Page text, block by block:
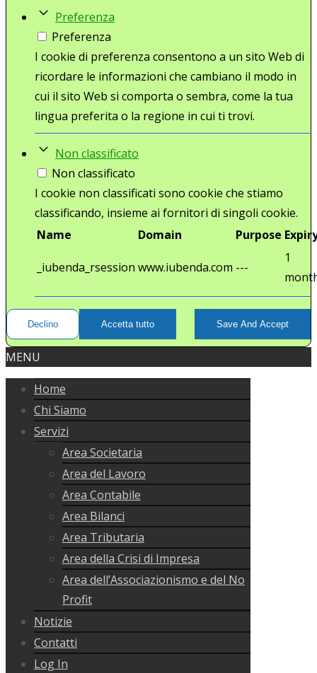
Preferenza
Preferenza
I cookie di preferenza consentono a un sito Web di
ricordare le informazioni che cambiano il modo in
cui il sito Web si comporta o sembra, come la tua
lingua preferita o la regione in cui ti trovi.
Non classificato
Non classificato
I cookie non classificati sono cookie che stiamo
classificando, insieme ai fornitori di singoli cookie.
Name
Domain Purpose
_iubenda_rsession www.iubenda.com ---
1
Declino Accetta tutto Save And Accept
MENU
Home
Chi Siamo
Servizi
Area Societaria
Area del Lavoro
Area Contabile
Area Bilanci
Area Tributaria
Area della Crisi di Impresa
Area dell’Associazionismo e del No
Profit
Notizie
Contatti
Log In